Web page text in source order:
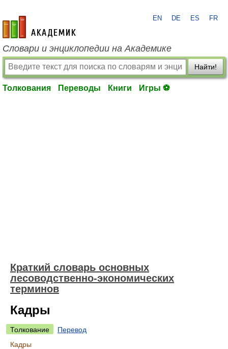
academic.ru
EN DE ES FR
Словари и энциклопедии на Академике
Найти!
Толкования Переводы Книги Игры ⚽
Краткий словарь основных
лесоводственно-экономических
терминов
Кадры
Толкование
Перевод
Кадры